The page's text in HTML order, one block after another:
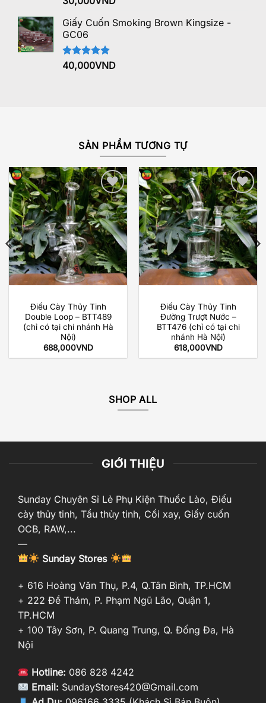
hạng
5 sao
Giấy Cuốn Smoking Brown Kingsize -
GC06
Được xếp
hạng
40,000VND
SẢN PHẨM TƯƠNG TỰ
Add to
wishlist
Điếu Cày Thủy Tinh
Double Loop – BTT489
(chỉ có tại chi nhánh Hà
Nội)
688,000VND
Add to
wishlist
Điếu Cày Thủy Tinh
Đường Trượt Nước –
BTT476 (chỉ có tại chi
nhánh Hà Nội)
618,000VND
SHOP ALL
GIỚI THIỆU
Sunday Chuyên Sỉ Lẻ Phụ Kiện Thuốc Lào, Điếu
cày thủy tinh, Tẩu thủy tinh, Cối xay, Giấy cuốn
OCB, RAW,...
—
Sunday Stores
+ 616 Hoàng Văn Thụ, P.4, Q.Tân Bình, TP.HCM
+ 222 Đề Thám, P. Phạm Ngũ Lão, Quận 1,
TP.HCM
+ 100 Tây Sơn, P. Quang Trung, Q. Đống Đa, Hà
Nội
Hotline: 086 828 4242
Email: SundayStores420@Gmail.com